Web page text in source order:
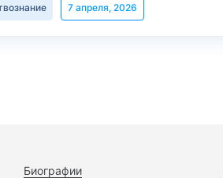
7 апреля, 2026
Биографии